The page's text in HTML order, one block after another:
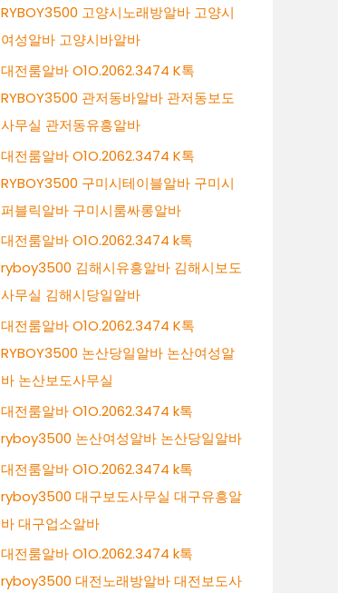
RYBOY3500 고양시노래방알바 고양시
여성알바 고양시바알바
대전룸알바 O1O.2062.3474 K톡
RYBOY3500 관저동바알바 관저동보도
사무실 관저동유흥알바
대전룸알바 O1O.2062.3474 K톡
RYBOY3500 구미시테이블알바 구미시
퍼블릭알바 구미시룸싸롱알바
대전룸알바 O1O.2062.3474 k톡
ryboy3500 김해시유흥알바 김해시보도
사무실 김해시당일알바
대전룸알바 O1O.2062.3474 K톡
RYBOY3500 논산당일알바 논산여성알
바 논산보도사무실
대전룸알바 O1O.2062.3474 k톡
ryboy3500 논산여성알바 논산당일알바
대전룸알바 O1O.2062.3474 k톡
ryboy3500 대구보도사무실 대구유흥알
바 대구업소알바
대전룸알바 O1O.2062.3474 k톡
ryboy3500 대전노래방알바 대전보도사